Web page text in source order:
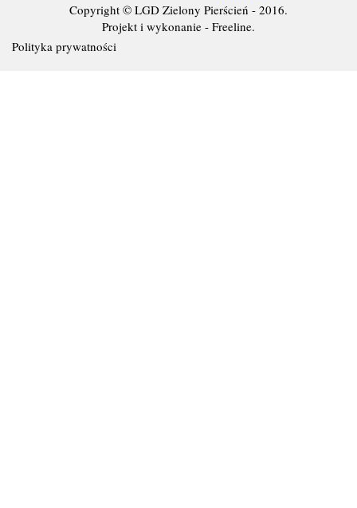
Copyright © LGD Zielony Pierścień - 2016.
Projekt i wykonanie - Freeline.
Polityka prywatności